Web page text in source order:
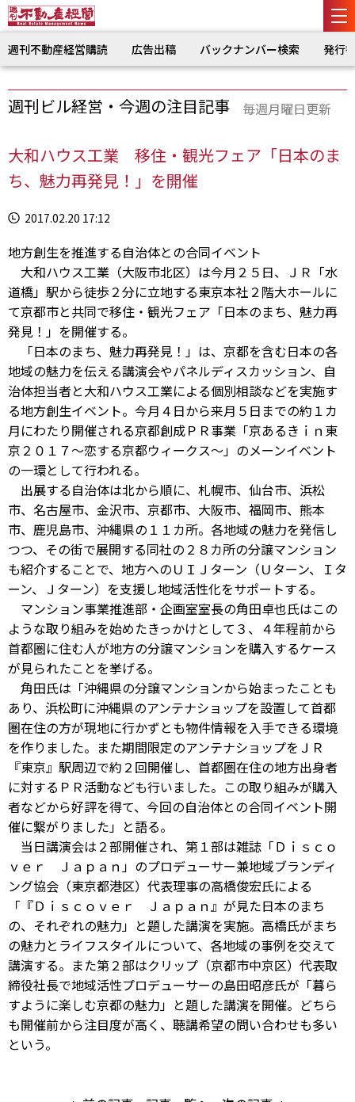
週刊不動産経営購読 広告出稿 バックナンバー検索 発行
週刊ビル経営・今週の注目記事 毎週月曜日更新
大和ハウス工業 移住・観光フェア「日本のま
ち、魅力再発見！」を開催
2017.02.20 17:12
地方創生を推進する自治体との合同イベント
大和ハウス工業（大阪市北区）は今月２５日、ＪＲ「水
道橋」駅から徒歩２分に立地する東京本社２階大ホールに
て京都市と共同で移住・観光フェア「日本のまち、魅力再
発見！」を開催する。
「日本のまち、魅力再発見！」は、京都を含む日本の各
地域の魅力を伝える講演会やパネルディスカッション、自
治体担当者と大和ハウス工業による個別相談などを実施す
る地方創生イベント。今月４日から来月５日までの約１カ
月にわたり開催される京都創成ＰＲ事業「京あるきｉｎ東
京２０１７～恋する京都ウィークス～」のメーンイベント
の一環として行われる。
出展する自治体は北から順に、札幌市、仙台市、浜松
市、名古屋市、金沢市、京都市、大阪市、福岡市、熊本
市、鹿児島市、沖縄県の１１カ所。各地域の魅力を発信し
つつ、その街で展開する同社の２８カ所の分譲マンション
も紹介することで、地方へのＵＩＪターン（Ｕターン、Ｉタ
ーン、Ｊターン）を支援し地域活性化をサポートする。
マンション事業推進部・企画室室長の角田卓也氏はこの
ような取り組みを始めたきっかけとして３、４年程前から
首都圏に住む人が地方の分譲マンションを購入するケース
が見られたことを挙げる。
角田氏は「沖縄県の分譲マンションから始まったことも
あり、浜松町に沖縄県のアンテナショップを設置して首都
圏在住の方が現地に行かずとも物件情報を入手できる環境
を作りました。また期間限定のアンテナショップをＪＲ
『東京』駅周辺で約２回開催し、首都圏在住の地方出身者
に対するＰＲ活動なども行いました。この取り組みが購入
者などから好評を得て、今回の自治体との合同イベント開
催に繋がりました」と語る。
当日講演会は２部開催され、第１部は雑誌「Ｄｉｓｃｏ
ｖｅｒ Ｊａｐａｎ」のプロデューサー兼地域ブランディ
ング協会（東京都港区）代表理事の高橋俊宏氏による
「『Ｄｉｓｃｏｖｅｒ Ｊａｐａｎ』が見た日本のまち
の、それぞれの魅力」と題した講演を実施。高橋氏がまち
の魅力とライフスタイルについて、各地域の事例を交えて
講演する。また第２部はクリップ（京都市中京区）代表取
締役社長で地域活性プロデューサーの島田昭彦氏が「暮ら
すように楽しむ京都の魅力」と題した講演を開催。どちら
も開催前から注目度が高く、聴講希望の問い合わせも多い
という。